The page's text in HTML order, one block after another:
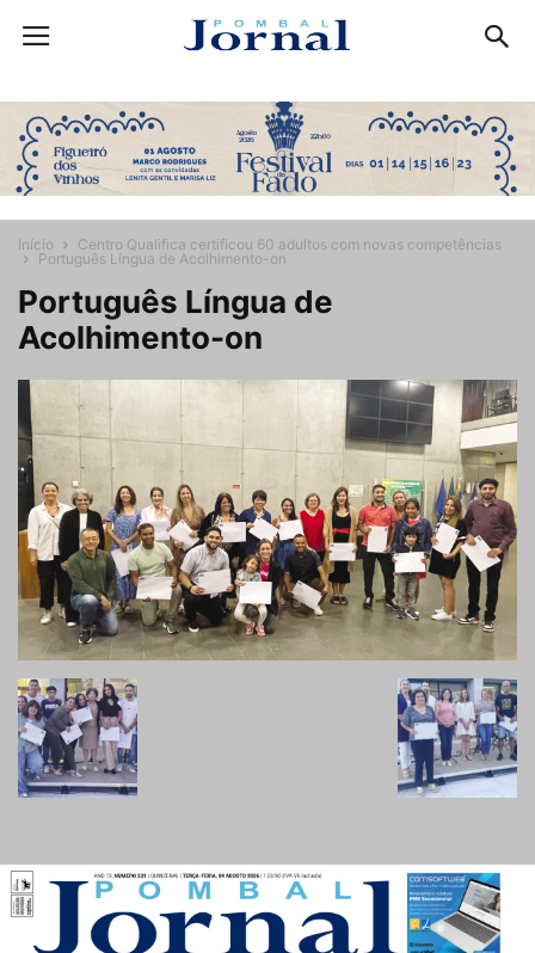
Início
Centro Qualifica certificou 60 adultos com novas competências
Português Língua de Acolhimento-on
Português Língua de
Acolhimento-on